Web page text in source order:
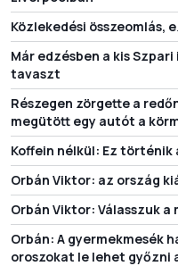
Közlekedési összeomlás,
Már edzésben a kis
tavaszt
Részegen zörgette a
megütött egy autót a
Koffein nélkül: Ez
Orbán Viktor: az ország
Orbán Viktor: Válasszuk
Orbán: A gyermekmesék
oroszokat le lehet győzni